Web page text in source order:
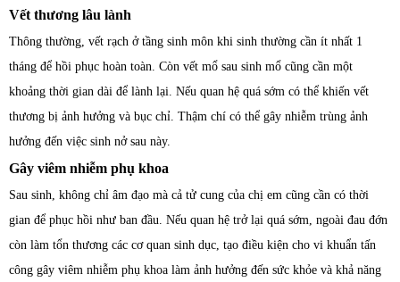
Vết thương lâu lành
Thông thường, vết rạch ở tầng sinh môn khi sinh thường cần ít nhất 1
tháng để hồi phục hoàn toàn. Còn vết mổ sau sinh mổ cũng cần một
khoảng thời gian dài để lành lại. Nếu quan hệ quá sớm có thể khiến vết
thương bị ảnh hưởng và bục chỉ. Thậm chí có thể gây nhiễm trùng ảnh
hưởng đến việc sinh nở sau này.
Gây viêm nhiễm phụ khoa
Sau sinh, không chỉ âm đạo mà cả tử cung của chị em cũng cần có thời
gian để phục hồi như ban đầu. Nếu quan hệ trở lại quá sớm, ngoài đau đớn
còn làm tổn thương các cơ quan sinh dục, tạo điều kiện cho vi khuẩn tấn
công gây viêm nhiễm phụ khoa làm ảnh hưởng đến sức khỏe và khả năng